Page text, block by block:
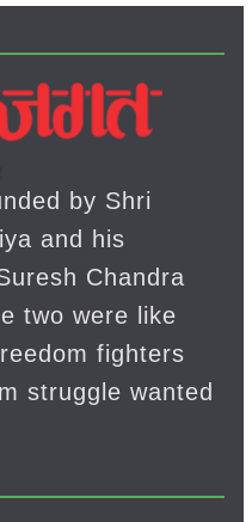
by Shri
and his
Chandra
two were like
fighters
struggle wanted